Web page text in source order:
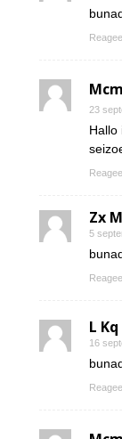
Mcm
23
Hallo
Zx
5
L
16